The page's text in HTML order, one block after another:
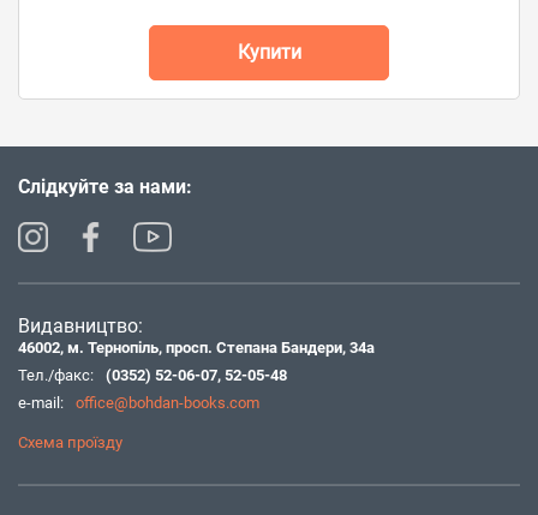
Купити
Слідкуйте за нами:
Видавництво:
46002, м. Тернопіль, просп. Степана Бандери, 34а
Тел./факс:
(0352) 52-06-07, 52-05-48
e-mail:
office@bohdan-books.com
Схема проїзду